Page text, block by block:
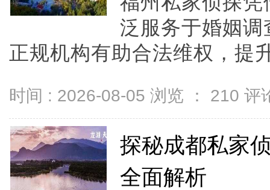
泛服务于婚姻
正规机构有助合法维权，提
时间 : 2026-08-05 浏览 ： 210 评
探秘成都私家
全面解析